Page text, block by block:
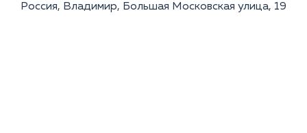
Россия, Владимир, Большая Московская улица, 19